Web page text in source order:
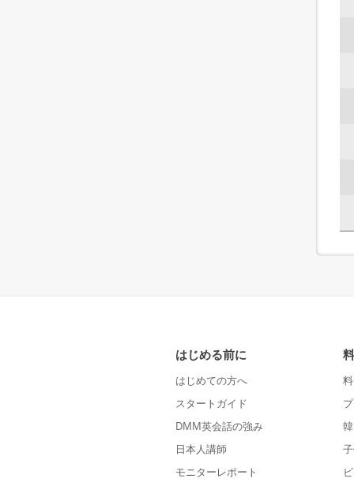
はじめる前に
はじめての方へ
スタートガイド
DMM英会話の強み
日本人講師
モニターレポート